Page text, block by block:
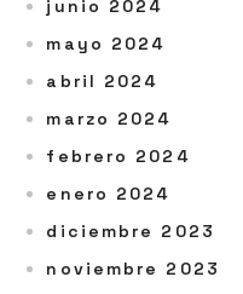
junio 2024
mayo 2024
abril 2024
marzo 2024
febrero 2024
enero 2024
diciembre 2023
noviembre 2023